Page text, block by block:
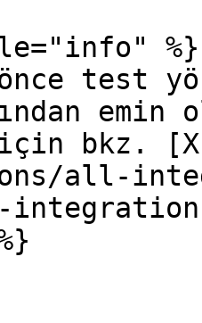
%}
önce test
emin
bkz.
all-